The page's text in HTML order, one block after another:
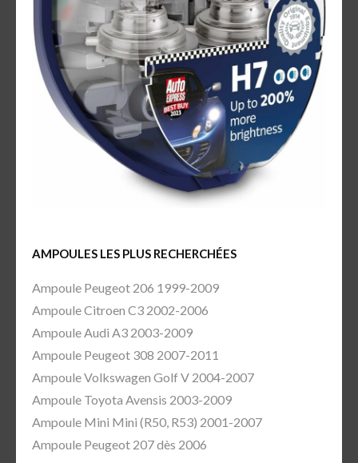
AMPOULES LES PLUS RECHERCHÉES
Ampoule Peugeot 206 1999-2009
Ampoule Citroen C3 2002-2006
Ampoule Audi A3 2003-2009
Ampoule Peugeot 308 2007-2011
Ampoule Volkswagen Golf V 2004-2007
Ampoule Toyota Avensis 2003-2009
Ampoule Mini Mini (R50, R53) 2001-2007
Ampoule Peugeot 207 dès 2006